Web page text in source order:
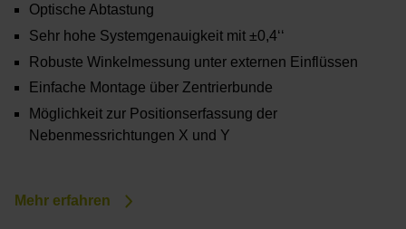
Optische Abtastung
Sehr hohe Systemgenauigkeit mit ±0,4‘‘
Robuste Winkelmessung unter externen Einflüssen
Einfache Montage über Zentrierbunde
Möglichkeit zur Positionserfassung der
Nebenmessrichtungen X und Y
Mehr erfahren